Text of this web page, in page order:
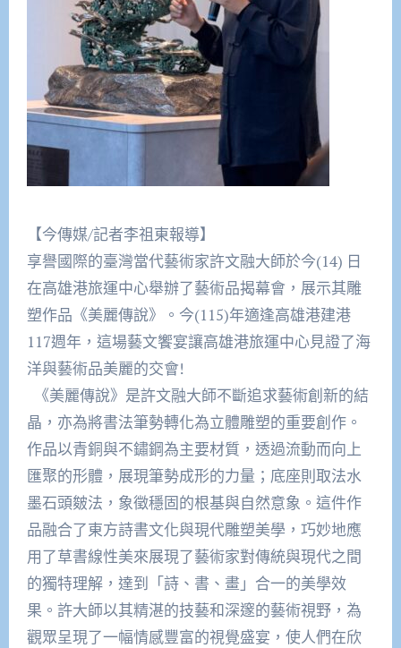
【今傳媒/記者李祖東報導】
享譽國際的臺灣當代藝術家許文融大師於今(14) 日
在高雄港旅運中心舉辦了藝術品揭幕會，展示其雕
塑作品《美麗傳說》。今(115)年適逢高雄港建港
117週年，這場藝文饗宴讓高雄港旅運中心見證了海
洋與藝術品美麗的交會!
《美麗傳說》是許文融大師不斷追求藝術創新的結
晶，亦為將書法筆勢轉化為立體雕塑的重要創作。
作品以青銅與不鏽鋼為主要材質，透過流動而向上
匯聚的形體，展現筆勢成形的力量；底座則取法水
墨石頭皴法，象徵穩固的根基與自然意象。這件作
品融合了東方詩書文化與現代雕塑美學，巧妙地應
用了草書線性美來展現了藝術家對傳統與現代之間
的獨特理解，達到「詩、書、畫」合一的美學效
果。許大師以其精湛的技藝和深邃的藝術視野，為
觀眾呈現了一幅情感豐富的視覺盛宴，使人們在欣